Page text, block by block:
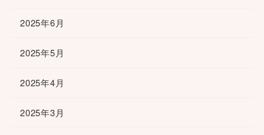
2025年6月
2025年5月
2025年4月
2025年3月